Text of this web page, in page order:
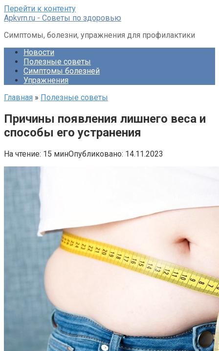
Перейти к контенту
Apkvrn.ru - Советы по здоровью
Симптомы, болезни, упражнения для профилактики
Новости
Полезные советы
Симптомы болезней
Упражнения
Главная » Полезные советы
Причины появления лишнего веса и
способы его устранения
На чтение: 15 минОпубликовано: 14.11.2023